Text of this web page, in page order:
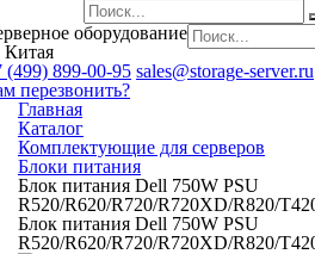
оборудование
Китая
(499) 899-00-95 sales@storage-server.ru
перезвонить?
Главная
Каталог
Комплектующие для серверов
Блоки питания
Блок питания Dell 750W PSU
R520/R620/R720/R720XD/R820/
Блок питания Dell 750W PSU
R520/R620/R720/R720XD/R820/